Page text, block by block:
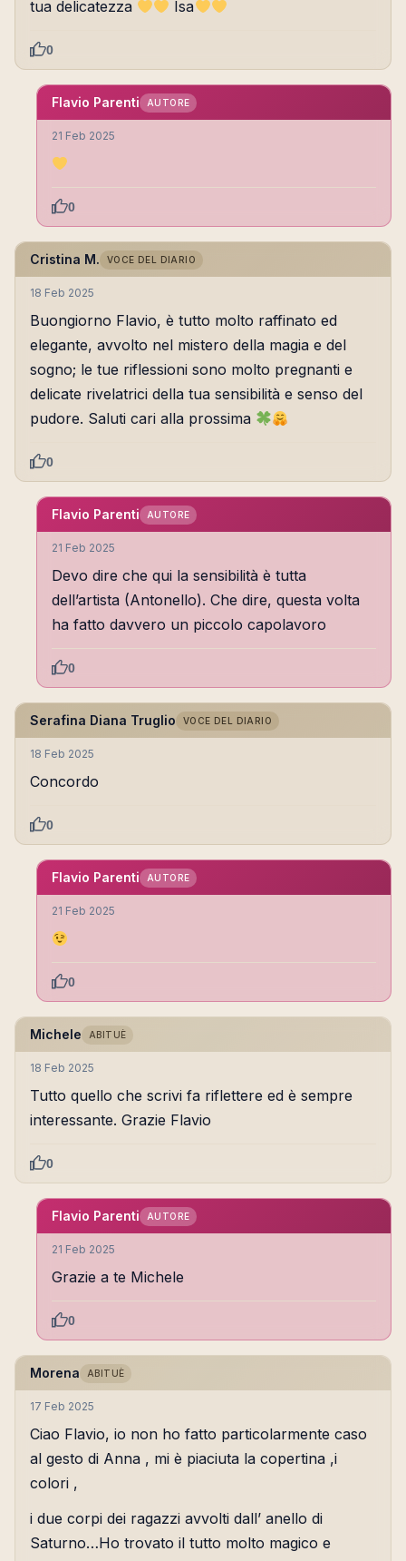
tua delicatezza Isa
0
Flavio Parenti AUTORE
21 Feb 2025
0
Cristina M. VOCE DEL DIARIO
18 Feb 2025
Buongiorno Flavio, è tutto molto raffinato ed
elegante, avvolto nel mistero della magia e del
sogno; le tue riflessioni sono molto pregnanti e
delicate rivelatrici della tua sensibilità e senso del
pudore. Saluti cari alla prossima
0
Flavio Parenti AUTORE
21 Feb 2025
Devo dire che qui la sensibilità è tutta
dell’artista (Antonello). Che dire, questa volta
ha fatto davvero un piccolo capolavoro
0
Serafina Diana Truglio VOCE DEL DIARIO
18 Feb 2025
Concordo
0
Flavio Parenti AUTORE
21 Feb 2025
0
Michele ABITUÈ
18 Feb 2025
Tutto quello che scrivi fa riflettere ed è sempre
interessante. Grazie Flavio
0
Flavio Parenti AUTORE
21 Feb 2025
Grazie a te Michele
0
Morena ABITUÈ
17 Feb 2025
Ciao Flavio, io non ho fatto particolarmente caso
al gesto di Anna , mi è piaciuta la copertina ,i
colori ,
i due corpi dei ragazzi avvolti dall’ anello di
Saturno…Ho trovato il tutto molto magico e